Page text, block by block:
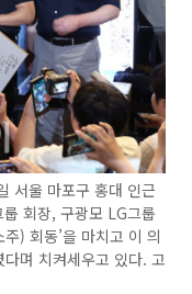
서울 마포구 홍대 인근
회장, 구광모 LG그룹
) 회동’을 마치고 이 의
며 치켜세우고 있다. 고